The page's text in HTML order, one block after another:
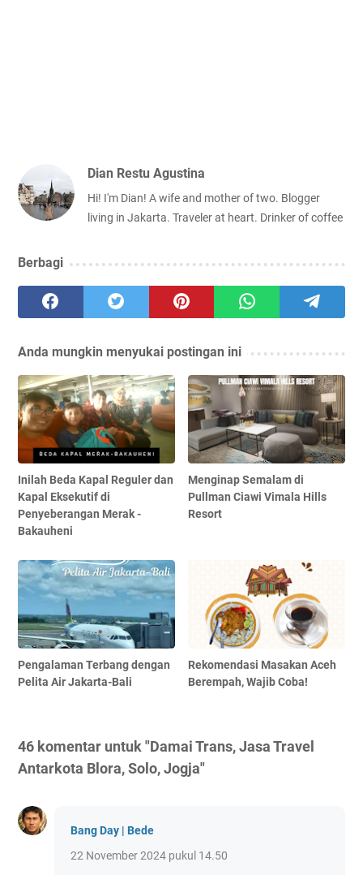
Dian Restu Agustina
Hi! I'm Dian! A wife and mother of two. Blogger
living in Jakarta. Traveler at heart. Drinker of coffee
Berbagi
Anda mungkin menyukai postingan ini
Inilah Beda Kapal Reguler dan
Kapal Eksekutif di
Penyeberangan Merak -
Bakauheni
Menginap Semalam di
Pullman Ciawi Vimala Hills
Resort
Pengalaman Terbang dengan
Pelita Air Jakarta-Bali
Rekomendasi Masakan Aceh
Berempah, Wajib Coba!
46 komentar untuk "Damai Trans, Jasa Travel
Antarkota Blora, Solo, Jogja"
Bang Day | Bede
22 November 2024 pukul 14.50